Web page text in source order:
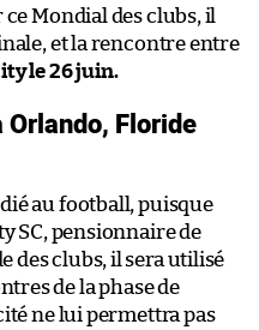
ce Mondial des clubs, il
et la rencontre entre
le 26 juin.
Floride
au football, puisque
SC, pensionnaire de
des clubs, il sera utilisé
de la phase de
ne lui permettra pas